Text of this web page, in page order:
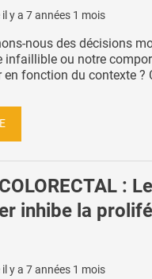
y a 7 années 1 mois
nous des décisions
infaillible ou notre
en fonction du contexte ?
:
inhibe la
y a 7 années 1 mois